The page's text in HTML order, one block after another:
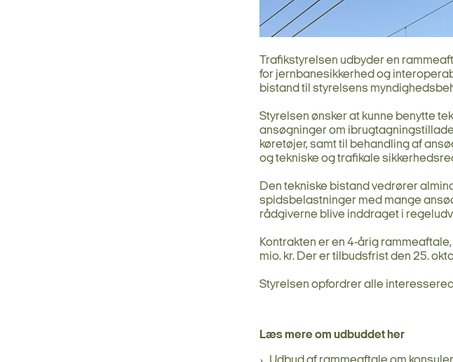
Trafikstyrelsen udbyder en
for jernbanesikkerhed og
bistand til styrelsens
Styrelsen ønsker at kunne benytte
ansøgninger om
køretøjer, samt til behandling af
og tekniske og trafikale
Den tekniske bistand vedrører
spidsbelastninger med mange
rådgiverne blive inddraget i
Kontrakten er en 4-årig
mio. kr. Der er tilbudsfrist den 25.
Styrelsen opfordrer alle
Læs mere om udbuddet her